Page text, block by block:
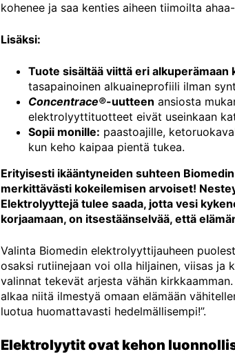
kohenee ja saa kenties aiheen tiimoilta
Lisäksi:
Tuote sisältää viittä eri alkuperämaan
tasapainoinen alkuaineprofiili ilman
Concentrace®-uutteen ansiosta
elektrolyyttituotteet eivät useinkaan
Sopii monille: paastoajille,
kun keho kaipaa pientä tukea.
Erityisesti ikääntyneiden suhteen
merkittävästi kokeilemisen arvoiset!
Elektrolyyttejä tulee saada, jotta vesi
korjaamaan, on itsestäänselvää, että
Valinta Biomedin elektrolyyttijauheen
osaksi rutiinejaan voi olla hiljainen, viisas ja
valinnat tekevät arjesta vähän
alkaa niitä ilmestyä omaan elämään
luotua huomattavasti hedelmällisempi!”.
Elektrolyytit ovat kehon